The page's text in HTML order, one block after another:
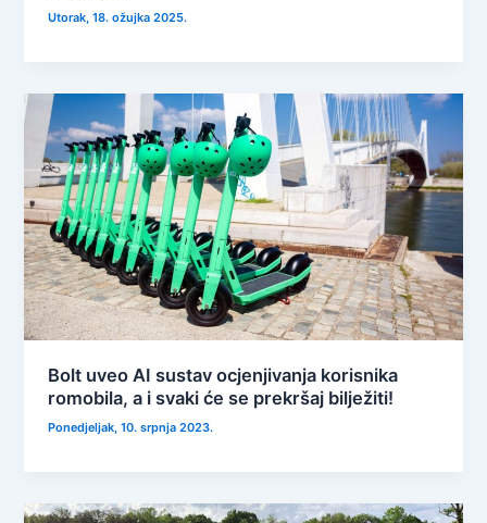
Utorak, 18. ožujka 2025.
Bolt uveo AI sustav ocjenjivanja korisnika
romobila, a i svaki će se prekršaj bilježiti!
Ponedjeljak, 10. srpnja 2023.